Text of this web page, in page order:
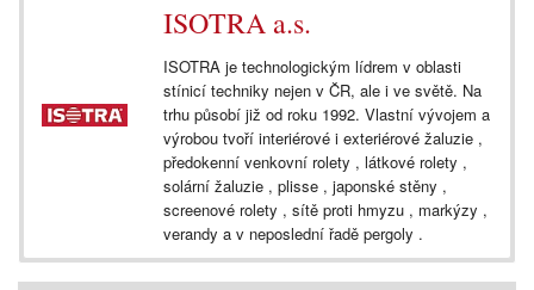
ISOTRA a.s.
ISOTRA je technologickým lídrem v oblasti
stínicí techniky nejen v ČR, ale i ve světě. Na
trhu působí již od roku 1992. Vlastní vývojem a
výrobou tvoří interiérové i exteriérové žaluzie ,
předokenní venkovní rolety , látkové rolety ,
solární žaluzie , plisse , japonské stěny ,
screenové rolety , sítě proti hmyzu , markýzy ,
verandy a v neposlední řadě pergoly .